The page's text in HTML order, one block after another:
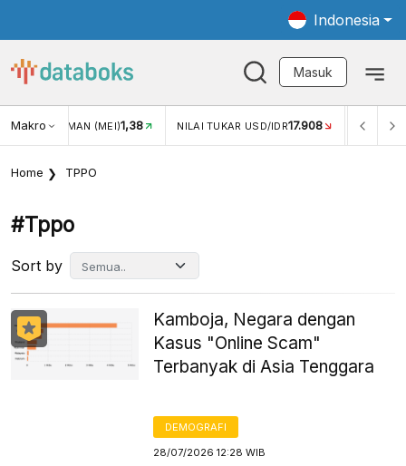
Indonesia
Masuk
Makro
USD/IDR 17.908 INFLASI YOY (JUL)2,88% INFLASI MOM (JUL)
Home TPPO
#tppo
Sort by
Kamboja, Negara dengan
Kasus "Online Scam"
Terbanyak di Asia Tenggara
DEMOGRAFI
28/07/2026 12:28 WIB